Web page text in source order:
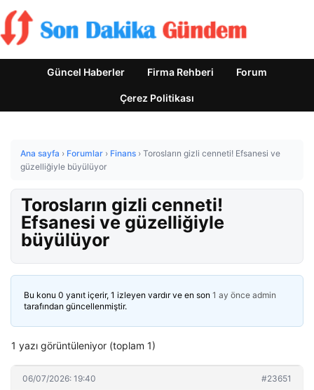
Güncel Haberler Firma Rehberi Forum
Çerez Politikası
Ana sayfa › Forumlar › Finans › Torosların gizli cenneti! Efsanesi ve
güzelliğiyle büyülüyor
Torosların gizli cenneti!
Efsanesi ve güzelliğiyle
büyülüyor
Bu konu 0 yanıt içerir, 1 izleyen vardır ve en son 1 ay önce admin
tarafından güncellenmiştir.
1 yazı görüntüleniyor (toplam 1)
06/07/2026: 19:40 #23651